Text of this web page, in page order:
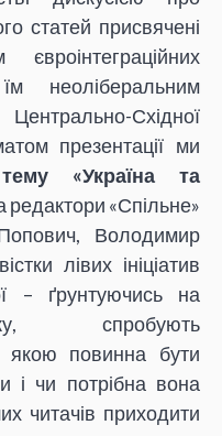
статей присвячені
неоліберальним
Східної
презентації ми
«Україна та
редактори «Спільне»
Володимир
лівих ініціатив
– ґрунтуючись на
спробують
якою повинна бути
і чи потрібна вона
читачів приходити